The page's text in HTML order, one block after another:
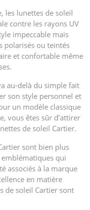
les lunettes de soleil
contre les rayons UV
impeccable mais
polarisés ou teintés
et confortable même
au-delà du simple fait
son style personnel et
un modèle classique
vous êtes sûr d’attirer
de soleil Cartier.
sont bien plus
emblématiques qui
associés à la marque
en matière
de soleil Cartier sont